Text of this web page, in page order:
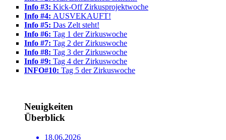
Info #3: Kick-Off Zirkusprojektwoche
Info #4: AUSVEKAUFT!
Info #5: Das Zelt steht!
Info #6: Tag 1 der Zirkuswoche
Info #7: Tag 2 der Zirkuswoche
Info #8: Tag 3 der Zirkuswoche
Info #9: Tag 4 der Zirkuswoche
INFO#10: Tag 5 der Zirkuswoche
Neuigkeiten
Überblick
18.06.2026